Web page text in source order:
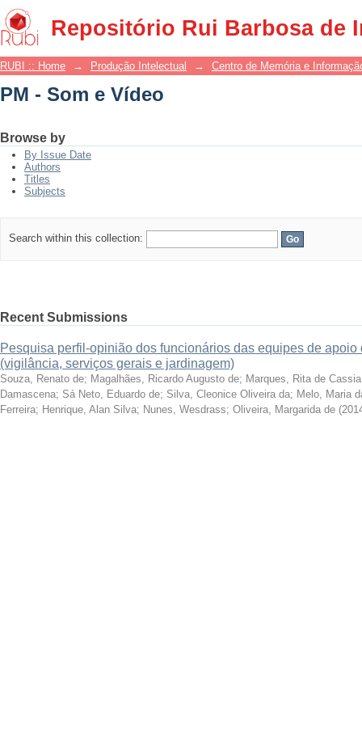
Repositório Rui Barbosa de
PM - Som e Vídeo
RUBI :: Home → Produção Intelectual → Centro de Memória e
PM - Som e Vídeo
Browse by
By Issue Date
Authors
Titles
Subjects
Search within this collection:
Recent Submissions
Pesquisa perfil-opinião dos funcionários das equipes de
(vigilância, serviços gerais e jardinagem)
Souza, Renato de; Magalhães, Ricardo Augusto de; Marques, Rita de
Damascena; Sá Neto, Eduardo de; Silva, Cleonice Oliveira da; Melo, Maria
Ferreira; Henrique, Alan Silva; Nunes, Wesdrass; Oliveira, Margarida de (